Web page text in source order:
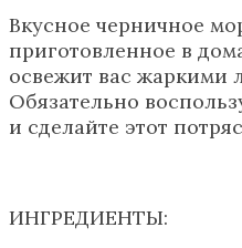
Вкусное черничное
приготовленное в
освежит вас жаркими
Обязательно
и сделайте этот
ИНГРЕДИЕНТЫ: